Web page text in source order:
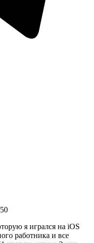
я игрался на iOS
работника и все